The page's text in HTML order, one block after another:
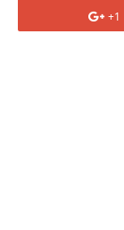
+1